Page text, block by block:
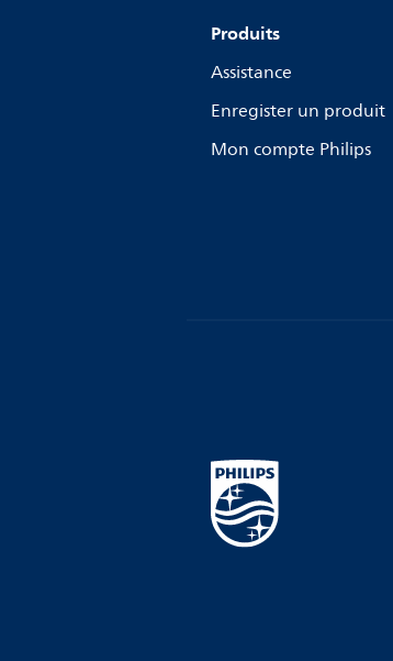
Produits
Assistance
Enregister un produit
Mon compte Philips